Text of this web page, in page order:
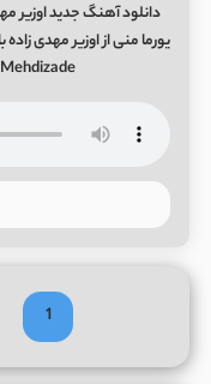
دانلود آهنگ جدید اوزیر
1